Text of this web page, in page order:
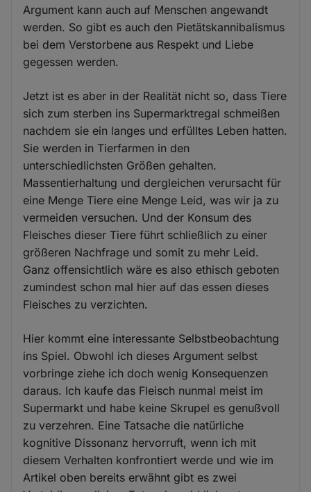
Argument kann auch auf Menschen angewandt
werden. So gibt es auch den Pietätskannibalismus
bei dem Verstorbene aus Respekt und Liebe
gegessen werden.
Jetzt ist es aber in der Realität nicht so, dass Tiere
sich zum sterben ins Supermarktregal schmeißen
nachdem sie ein langes und erfülltes Leben hatten.
Sie werden in Tierfarmen in den
unterschiedlichsten Größen gehalten.
Massentierhaltung und dergleichen verursacht für
eine Menge Tiere eine Menge Leid, was wir ja zu
vermeiden versuchen. Und der Konsum des
Fleisches dieser Tiere führt schließlich zu einer
größeren Nachfrage und somit zu mehr Leid.
Ganz offensichtlich wäre es also ethisch geboten
zumindest schon mal hier auf das essen dieses
Fleisches zu verzichten.
Hier kommt eine interessante Selbstbeobachtung
ins Spiel. Obwohl ich dieses Argument selbst
vorbringe ziehe ich doch wenig Konsequenzen
daraus. Ich kaufe das Fleisch nunmal meist im
Supermarkt und habe keine Skrupel es genußvoll
zu verzehren. Eine Tatsache die natürliche
kognitive Dissonanz hervorruft, wenn ich mit
diesem Verhalten konfrontiert werde und wie im
Artikel oben bereits erwähnt gibt es zwei